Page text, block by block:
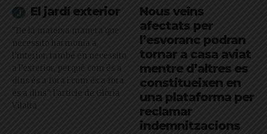
El jardí exterior
"De la mateixa manera que
necessito harmonia a
l’interior, també en necessito
a l’exterior, perquè com és a
dins és a fora i com és a fora
és a dins": l'article de Glòria
Vilalta
Nous veïns
afectats per
l’esvoranc podran
tornar a casa aviat
mentre d’altres es
constitueixen en
una plataforma per
reclamar
indemnitzacions